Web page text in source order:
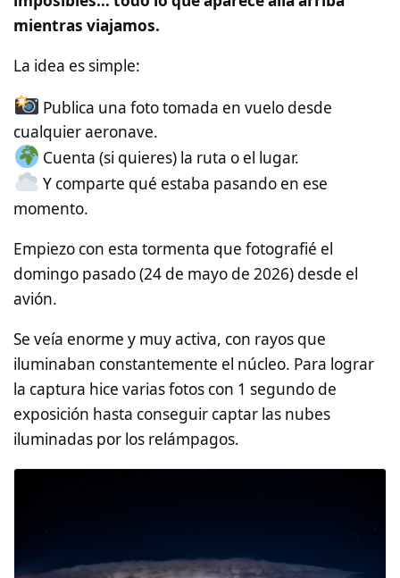
mientras viajamos.
La idea es simple:
Publica una foto tomada en vuelo desde
cualquier aeronave.
Cuenta (si quieres) la ruta o el lugar.
Y comparte qué estaba pasando en ese
momento.
Empiezo con esta tormenta que fotografié el
domingo pasado (24 de mayo de 2026) desde el
avión.
Se veía enorme y muy activa, con rayos que
iluminaban constantemente el núcleo. Para lograr
la captura hice varias fotos con 1 segundo de
exposición hasta conseguir captar las nubes
iluminadas por los relámpagos.